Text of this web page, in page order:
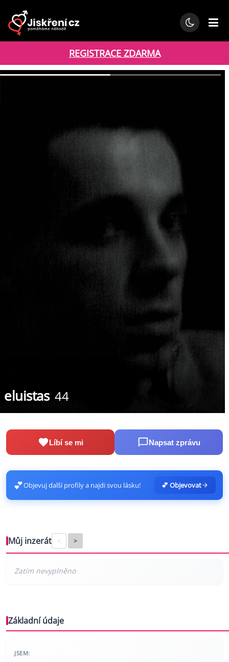
REGISTRACE ZDARMA
eluistas 44
Líbí se mi Napsat zprávu
💕Objevuj další profily a najdi svou lásku! 💕 Objevovat
Můj inzerát < >
Základní údaje
JSEM: